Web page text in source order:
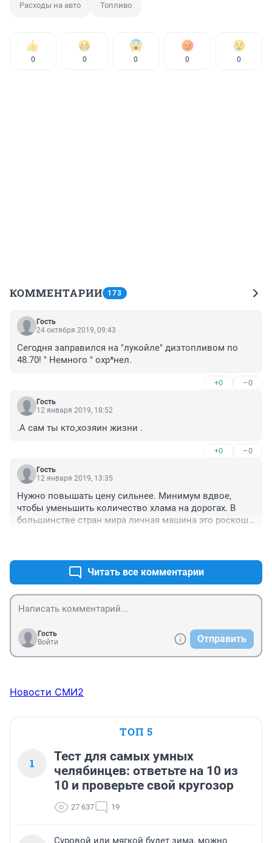
Расходы на авто Топливо
0 0 0 0 0
КОММЕНТАРИИ 173
Гость
24 октября 2019, 09:43
Сегодня заправился на "лукойле" дизтопливом по
48.70! " Немного " охр*нел.
+0 –0
Гость
12 января 2019, 18:52
.А сам ты кто,хозяин жизни .
+0 –0
Гость
12 января 2019, 13:35
Нужно повышать цену сильнее. Минимум вдвое,
чтобы уменьшить количество хлама на дорогах. В
большинстве стран мира личная машина это роскошь
стоит дорого, а эксплуатация еще дороже. Никого это
не напргает. И только у нас народ считает что ему
обязаны.
Читать все комментарии
Гость
Войти
Отправить
Новости СМИ2
ТОП 5
1
Тест для самых умных
челябинцев: ответьте на 10 из
10 и проверьте свой кругозор
27 637 19
Суровой или мягкой будет зима, можно